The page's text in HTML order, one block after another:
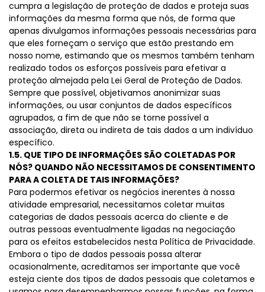
cumpra a legislação de proteção de dados e proteja suas
informações da mesma forma que nós, de forma que
apenas divulgamos informações pessoais necessárias para
que eles forneçam o serviço que estão prestando em
nosso nome, estimando que os mesmos também tenham
realizado todos os esforços possíveis para efetivar a
proteção almejada pela Lei Geral de Proteção de Dados.
Sempre que possível, objetivamos anonimizar suas
informações, ou usar conjuntos de dados específicos
agrupados, a fim de que não se torne possível a
associação, direta ou indireta de tais dados a um indivíduo
específico.
1.5. QUE TIPO DE INFORMAÇÕES SÃO COLETADAS POR
NÓS? QUANDO NÃO NECESSITAMOS DE CONSENTIMENTO
PARA A COLETA DE TAIS INFORMAÇÕES?
Para podermos efetivar os negócios inerentes à nossa
atividade empresarial, necessitamos coletar muitas
categorias de dados pessoais acerca do cliente e de
outras pessoas eventualmente ligadas na negociação
para os efeitos estabelecidos nesta Política de Privacidade.
Embora o tipo de dados pessoais possa alterar
ocasionalmente, acreditamos ser importante que você
esteja ciente dos tipos de dados pessoais que coletamos e